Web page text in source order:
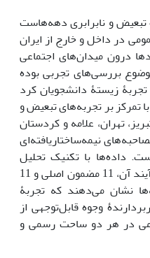
تبعیض و نابرابری دهه‌‌هاست
در داخل و خارج از ایران
درون میدان‌های اجتماعی
بررسی‌های تجربی بوده
زیستۀ دانشجویان کرد
تمرکز بر تجربه‌‌های تبعیض و
تهران، علامه و کردستان
نیمه‌‌ساختاریافته‌‌ای
داده‌‌ها با تکنیک تحلیل
مضمون تجزیه‌‌وتحلیل شده که برآیند آن، 11 مضمون اصلی و 11
نشان می‌دهند که تجربۀ
وجوه قابل‌توجهی از
در هر دو ساحت رسمی و